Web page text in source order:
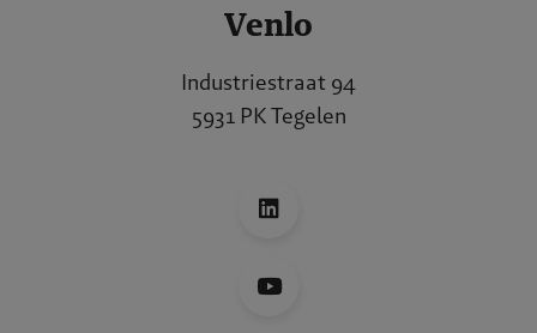
Venlo
Industriestraat 94
5931 PK Tegelen